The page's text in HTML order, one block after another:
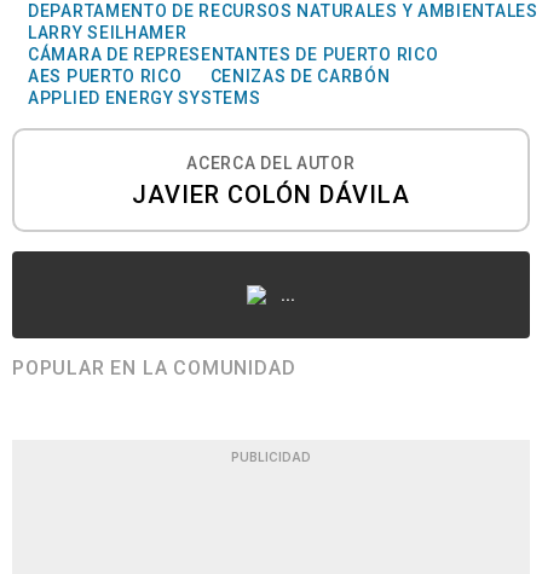
DEPARTAMENTO DE RECURSOS NATURALES Y AMBIENTALES
LARRY SEILHAMER
CÁMARA DE REPRESENTANTES DE PUERTO RICO
AES PUERTO RICO
CENIZAS DE CARBÓN
APPLIED ENERGY SYSTEMS
ACERCA DEL AUTOR
JAVIER COLÓN DÁVILA
...
POPULAR EN LA COMUNIDAD
PUBLICIDAD